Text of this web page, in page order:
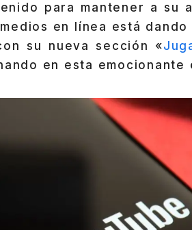
para mantener a su
en línea está dando
su nueva sección «
en esta emocionante